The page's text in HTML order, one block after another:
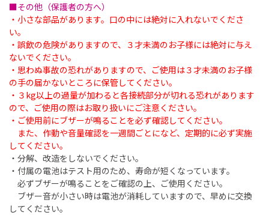
■その他（保護者の方へ）
・小さな部品があります。口の中には絶対に入れないでくださ
い。
・誤飲の危険がありますので、３才未満のお子様には絶対に与え
ないでください。
・思わぬ事故の恐れがありますので、ご使用は３才未満のお子様
の手の届かないところに保管してください。
・３kg以上の過量が加わると各接続部分が切れる恐れがあります
ので、ご使用の際はお取り扱いにご注意ください。
・ご使用前にブザーが鳴ることを必ず確認してください。
また、作動や音量確認を一週間ごとになど、定期的に必ず実施
してください。
・分解、改造をしないでください。
・付属の電池はテスト用のため、寿命が短くなっています。
必ずブザーが鳴ることをご確認の上、ご使用ください。
ブザー音が小さい時は電池が消耗していますので、早めに交換
してください。